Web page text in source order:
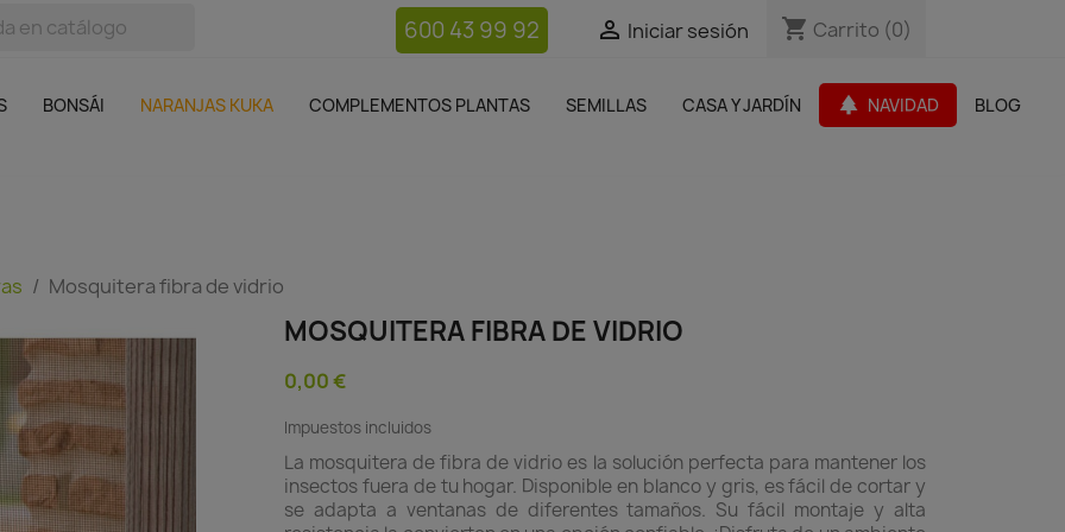
 Iniciar sesión shopping_cart Carrito (0)
600 43 99 92  Iniciar sesión shopping_cart Carrito (0)
BONSÁI NARANJAS KUKA COMPLEMENTOS PLANTAS SEMILLAS CASA Y JARDÍN park NAVIDAD BLOG
Complementos plantas Muebles Jardín
Mosquitera fibra de vidrio
MOSQUITERA FIBRA DE VIDRIO
0,00 €
Impuestos incluidos
La mosquitera de fibra de vidrio es la solución perfecta para mantener los
insectos fuera de tu hogar. Disponible en blanco y gris, es fácil de cortar y
se adapta a ventanas de diferentes tamaños. Su fácil montaje y alta